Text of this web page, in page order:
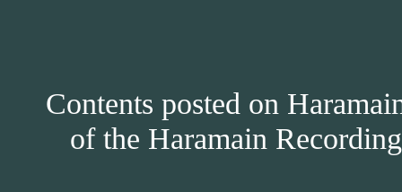
Contents posted on
of the Haramain